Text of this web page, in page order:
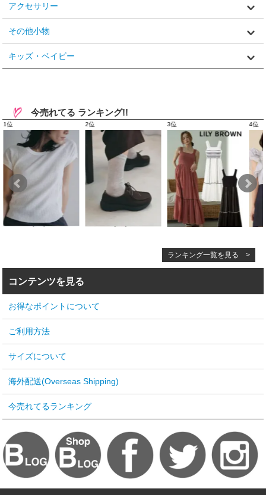
アクセサリー
その他小物
キッズ・ベイビー
今売れてる ランキング!!
ランキング一覧を見る >
コンテンツを見る
お得なポイントについて
ご利用方法
サイズについて
海外配送(Overseas Shipping)
今売れてるランキング